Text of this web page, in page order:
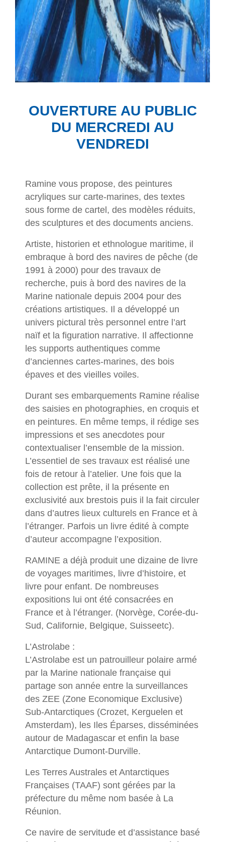
OUVERTURE AU PUBLIC
DU MERCREDI AU
VENDREDI
Ramine vous propose, des peintures
acryliques sur carte-marines, des textes
sous forme de cartel, des modèles réduits,
des sculptures et des documents anciens.
Artiste, historien et ethnologue maritime, il
embraque à bord des navires de pêche (de
1991 à 2000) pour des travaux de
recherche, puis à bord des navires de la
Marine nationale depuis 2004 pour des
créations artistiques. Il a développé un
univers pictural très personnel entre l’art
naïf et la figuration narrative. Il affectionne
les supports authentiques comme
d’anciennes cartes-marines, des bois
épaves et des vieilles voiles.
Durant ses embarquements Ramine réalise
des saisies en photographies, en croquis et
en peintures. En même temps, il rédige ses
impressions et ses anecdotes pour
contextualiser l’ensemble de la mission.
L’essentiel de ses travaux est réalisé une
fois de retour à l’atelier. Une fois que la
collection est prête, il la présente en
exclusivité aux brestois puis il la fait circuler
dans d’autres lieux culturels en France et à
l’étranger. Parfois un livre édité à compte
d’auteur accompagne l’exposition.
RAMINE a déjà produit une dizaine de livre
de voyages maritimes, livre d’histoire, et
livre pour enfant. De nombreuses
expositions lui ont été consacrées en
France et à l’étranger. (Norvège, Corée-du-
Sud, Californie, Belgique, Suisseetc).
L’Astrolabe :
L’Astrolabe est un patrouilleur polaire armé
par la Marine nationale française qui
partage son année entre la surveillances
des ZEE (Zone Economique Exclusive)
Sub-Antarctiques (Crozet, Kerguelen et
Amsterdam), les Iles Éparses, disséminées
autour de Madagascar et enfin la base
Antarctique Dumont-Durville.
Les Terres Australes et Antarctiques
Françaises (TAAF) sont gérées par la
préfecture du même nom basée à La
Réunion.
Ce navire de servitude et d’assistance basé